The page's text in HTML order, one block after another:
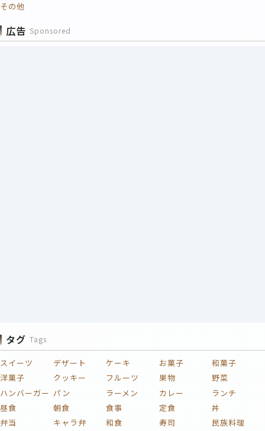
その他
広告 Sponsored
タグ Tags
スイーツ デザート ケーキ お菓子
和菓子
洋菓子
クッキー フルーツ 果物
野菜
ハンバーガー パン ラーメン カレー
ランチ
昼食
朝食 食事 定食
丼
弁当
キャラ弁 和食 寿司
民族料理